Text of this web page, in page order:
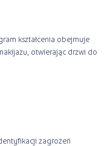
kształcenia obejmuje
otwierając drzwi do
zagrożeń